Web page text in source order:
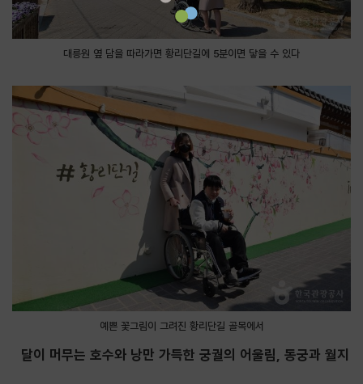
대릉원 옆 담을 따라가면 황리단길에 5분이면 닿을 수 있다
예쁜 꽃그림이 그려진 황리단길 골목에서
달이 머무는 호수와 낭만 가득한 궁궐의 어울림, 동궁과 월지